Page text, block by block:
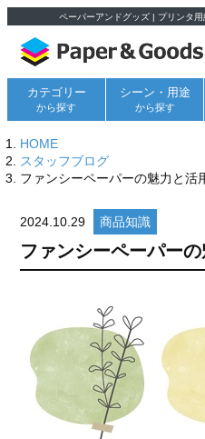
ペーパーアンドグッズ | プリンタ
カテゴリー
から探す
シーン・用途
から探す
HOME
スタッフブログ
ファンシーペーパーの魅力と活
2024.10.29 商品知識
ファンシーペーパー